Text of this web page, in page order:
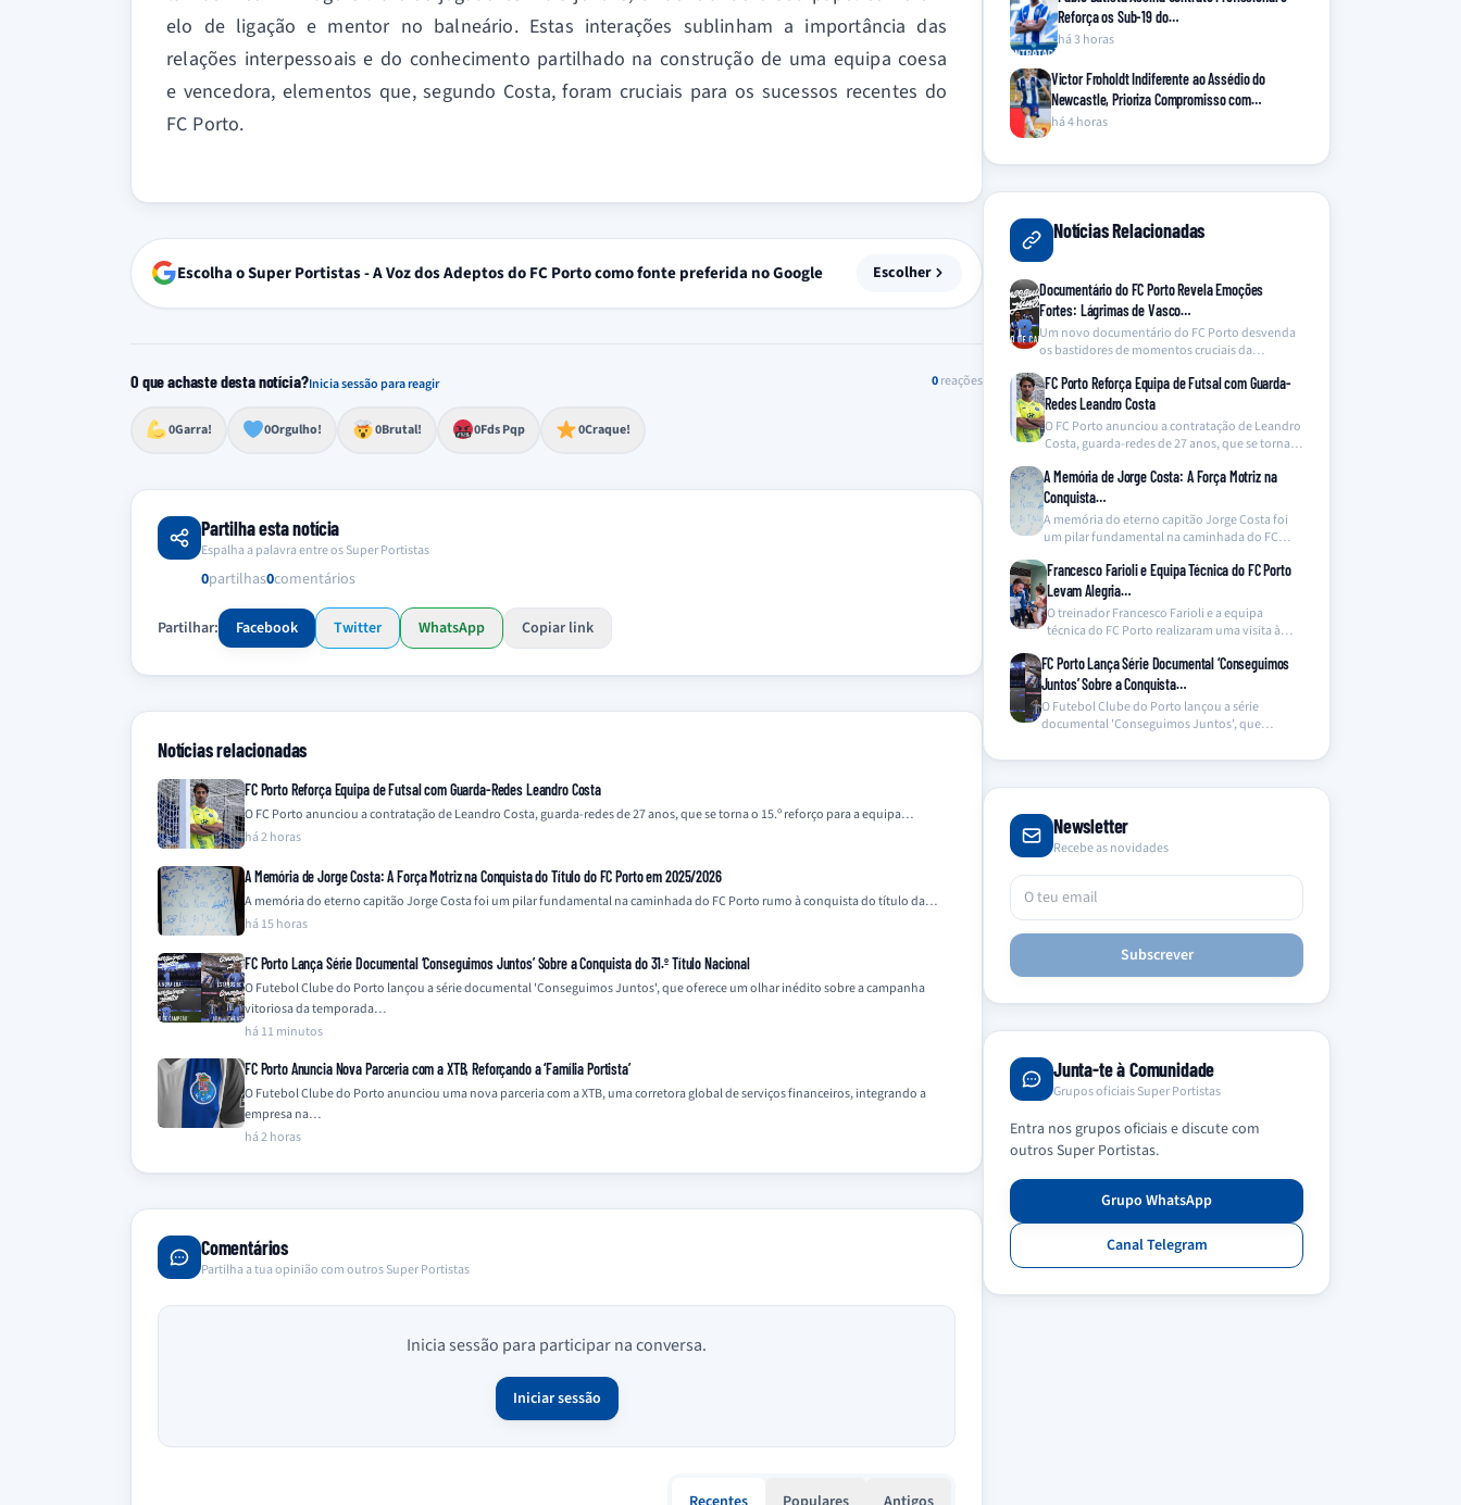
elo de ligação e mentor no balneário. Estas interações sublinham a importância das
relações interpessoais e do conhecimento partilhado na construção de uma equipa coesa
e vencedora, elementos que, segundo Costa, foram cruciais para os sucessos recentes do
FC Porto.
Escolha o Super Portistas - A Voz dos Adeptos do FC Porto como fonte preferida no Google Escolher
O que achaste desta notícia?Inicia sessão para reagir 0reações
0Garra!
Esforço, determinação, aprovação forte
0Orgulho!
Lealdade, amor clubístico, sentimento profundo
0Brutal!
Impressionante, chocante, de grande impacto 0Fds Pqp
Reação de desespero, raiva, frustração ou espanto extremo 0Craque!
Excelência, destaque, o melhor
Partilha esta notícia
Espalha a palavra entre os Super Portistas
0partilhas0comentários
Partilhar: Facebook Twitter WhatsApp Copiar link
Notícias relacionadas
FC Porto Reforça Equipa de Futsal com Guarda-Redes Leandro Costa
O FC Porto anunciou a contratação de Leandro Costa, guarda-redes de 27 anos, que se torna o 15.º reforço para a equipa…
há 2 horas
A Memória de Jorge Costa: A Força Motriz na Conquista do Título do FC Porto em 2025/2026
A memória do eterno capitão Jorge Costa foi um pilar fundamental na caminhada do FC Porto rumo à conquista do título da…
há 15 horas
FC Porto Lança Série Documental ‘Conseguimos Juntos’ Sobre a Conquista do 31.º Título Nacional
O Futebol Clube do Porto lançou a série documental 'Conseguimos Juntos', que oferece um olhar inédito sobre a campanha
vitoriosa da temporada…
há 11 minutos
FC Porto Anuncia Nova Parceria com a XTB, Reforçando a ‘Família Portista’
O Futebol Clube do Porto anunciou uma nova parceria com a XTB, uma corretora global de serviços financeiros, integrando a
empresa na…
há 2 horas
Comentários
Partilha a tua opinião com outros Super Portistas
Inicia sessão para participar na conversa.
Iniciar sessão
Reforça os Sub-19 do…
há 3 horas
Victor Froholdt Indiferente ao Assédio do
Newcastle, Prioriza Compromisso com…
há 4 horas
Notícias Relacionadas
Documentário do FC Porto Revela Emoções
Fortes: Lágrimas de Vasco…
Um novo documentário do FC Porto desvenda
os bastidores de momentos cruciais da
FC Porto Reforça Equipa de Futsal com Guarda-
Redes Leandro Costa
O FC Porto anunciou a contratação de Leandro
Costa, guarda-redes de 27 anos, que se torna…
A Memória de Jorge Costa: A Força Motriz na
Conquista…
A memória do eterno capitão Jorge Costa foi
um pilar fundamental na caminhada do FC
Francesco Farioli e Equipa Técnica do FC Porto
Levam Alegria…
O treinador Francesco Farioli e a equipa
técnica do FC Porto realizaram uma visita à
FC Porto Lança Série Documental ‘Conseguimos
Juntos’ Sobre a Conquista…
O Futebol Clube do Porto lançou a série
documental 'Conseguimos Juntos', que
Newsletter
Recebe as novidades
Subscrever
Junta-te à Comunidade
Grupos oficiais Super Portistas
Entra nos grupos oficiais e discute com
outros Super Portistas.
Grupo WhatsApp
Canal Telegram